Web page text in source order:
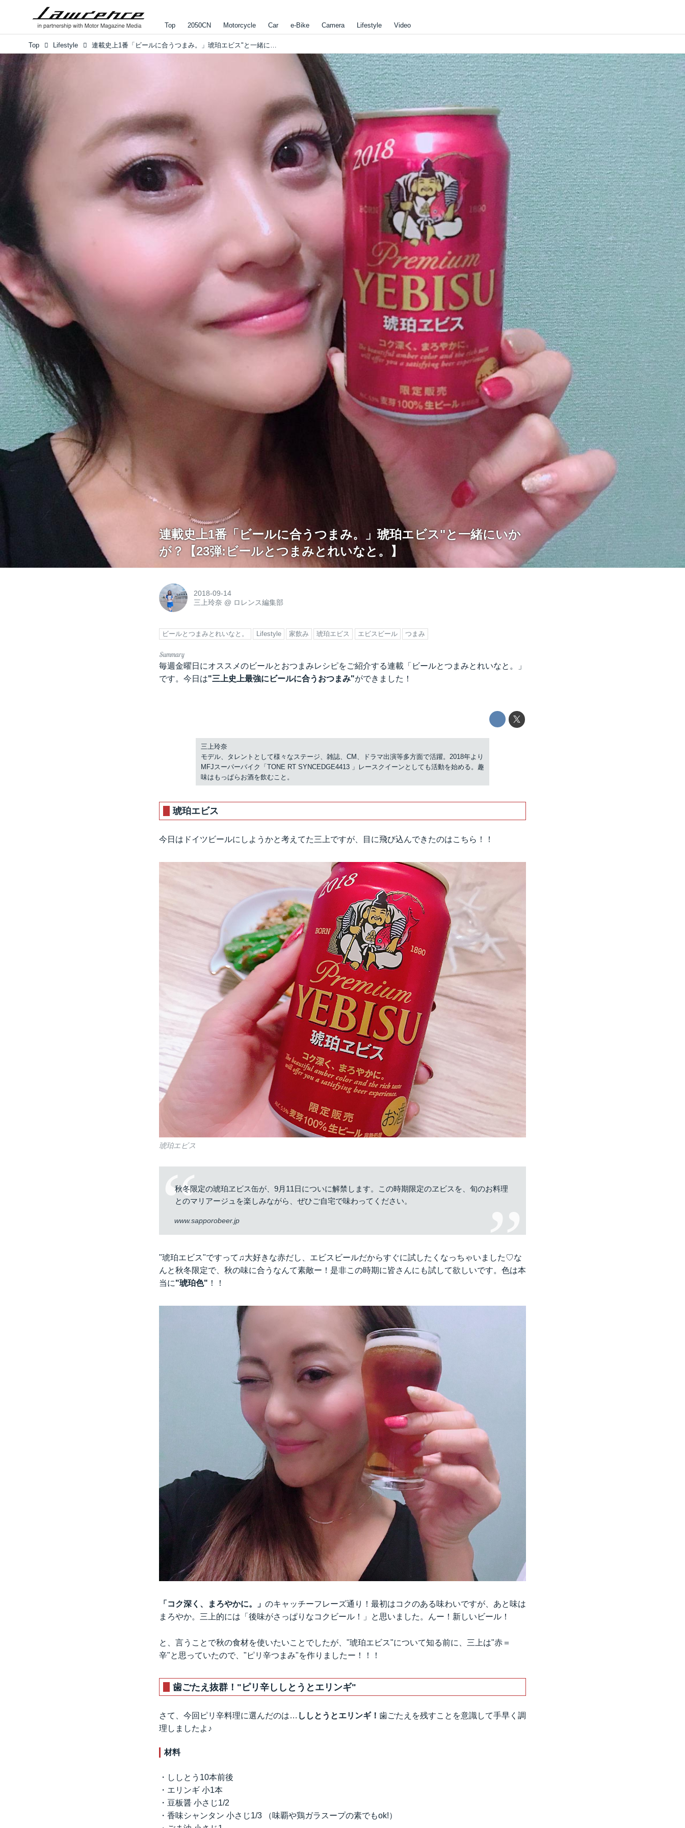
Top 2050CN Motorcycle Car e-Bike Camera Lifestyle Video
Top Lifestyle 連載史上1番「ビールに合うつまみ。」琥珀エビス"と一緒にいかが？【23弾:ビールとつまみとれいなと。】
連載史上1番「ビールに合うつまみ。」琥珀エビス"と一緒にいか
が？【23弾:ビールとつまみとれいなと。】
2018-09-14
三上玲奈 @ ロレンス編集部
ビールとつまみとれいなと。 Lifestyle 家飲み 琥珀エビス エビスビール つまみ
毎週金曜日にオススメのビールとおつまみレシピをご紹介する連載「ビールとつまみとれいなと。」
です。今日は"三上史上最強にビールに合うおつまみ"ができました！
三上玲奈
モデル、タレントとして様々なステージ、雑誌、CM、ドラマ出演等多方面で活躍。2018年より
MFJスーパーバイク「TONE RT SYNCEDGE4413 」レースクイーンとしても活動を始める。趣
味はもっぱらお酒を飲むこと。
琥珀エビス
今日はドイツビールにしようかと考えてた三上ですが、目に飛び込んできたのはこちら！！
琥珀エビス
秋冬限定の琥珀ヱビス缶が、9月11日についに解禁します。この時期限定のヱビスを、旬のお料理
とのマリアージュを楽しみながら、ぜひご自宅で味わってください。
www.sapporobeer.jp
"琥珀エビス"ですって♫大好きな赤だし、エビスビールだからすぐに試したくなっちゃいました♡な
んと秋冬限定で、秋の味に合うなんて素敵ー！是非この時期に皆さんにも試して欲しいです。色は本
当に"琥珀色" ！！
「コク深く、まろやかに。」 のキャッチーフレーズ通り！最初はコクのある味わいですが、あと味は
まろやか。三上的には「後味がさっぱりなコクビール！」と思いました。んー！新しいビール！
と、言うことで秋の食材を使いたいことでしたが、"琥珀エビス"について知る前に、三上は"赤＝
辛"と思っていたので、"ピリ辛つまみ"を作りましたー！！！
歯ごたえ抜群！"ピリ辛ししとうとエリンギ"
さて、今回ピリ辛料理に選んだのは… ししとうとエリンギ！ 歯ごたえを残すことを意識して手早く調
理しましたよ♪
材料
・ししとう10本前後
・エリンギ 小1本
・豆板醤 小さじ1/2
・香味シャンタン 小さじ1/3 （味覇や鶏ガラスープの素でもok!）